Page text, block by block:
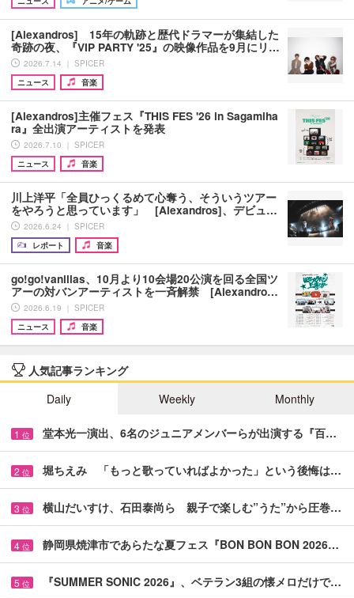
[Alexandros] 15年の軌跡と歴代ドラマーが集結した
奇跡の夜、『VIP PARTY '25』の映像作品を9月にリ…
2026.7.14 ｜ SPICER
ニュース
音楽
[Alexandros]主催フェス『THIS FES '26 in Sagamiha
ra』全出演アーティストを発表
2026.7.10 ｜ SPICER
ニュース
音楽
川上洋平「全員ひっくるめて心奪う、そういうツアー
をやろうと思っています」 [Alexandros]、デビュ…
2026.6.24 ｜ SPICER
レポート
音楽
go!go!vanillas、10月より10会場20公演を回る全国ツ
アーの対バンアーティストを一斉解禁 [Alexandro…
2026.6.19 ｜ SPICER
ニュース
音楽
人気記事ランキング
Daily
Weekly Monthly
1 位 堂本光一演出、6名のジュニアメンバーらが出演する『百…
2 位 堀ちえみ 「もっと歌っていればよかった」という後悔は…
3 位 横山だいすけ、石田泰尚ら 親子で楽しむ”うた”から圧巻…
4 位 静岡県焼津市であらたな夏フェス『BON BON BON 2026…
5 位 『SUMMER SONIC 2026』、ベテラン3組の懐メロだけで…